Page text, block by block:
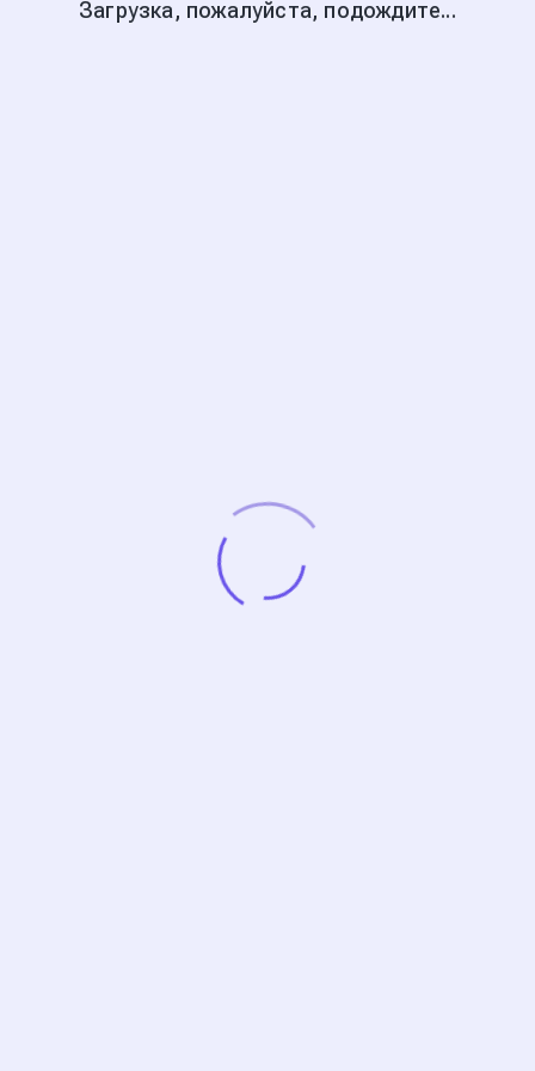
Загрузка, пожалуйста, подождите...